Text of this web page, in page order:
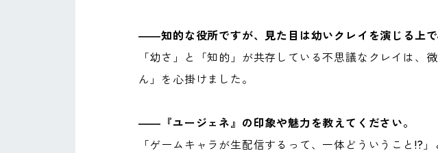
――知的な役所ですが、見た目は幼いクレイを演じる上
「幼さ」と「知的」が共存している不思議なクレイは
ん」を心掛けました。
――『ユージェネ』の印象や魅力を教えてください。
「ゲームキャラが生配信するって、一体どういうこと!?